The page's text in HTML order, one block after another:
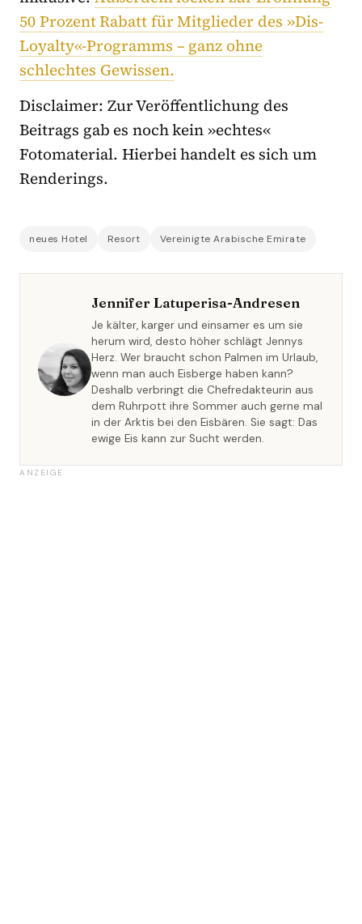
50 Prozent Rabatt für Mitglieder des »Dis-
Loyalty«-Programms – ganz ohne
schlechtes Gewissen.
Disclaimer: Zur Veröffentlichung des
Beitrags gab es noch kein »echtes«
Fotomaterial. Hierbei handelt es sich um
Renderings.
neues Hotel Resort Vereinigte Arabische Emirate
Jennifer Latuperisa-Andresen
Je kälter, karger und einsamer es um sie
herum wird, desto höher schlägt Jennys
Herz. Wer braucht schon Palmen im Urlaub,
wenn man auch Eisberge haben kann?
Deshalb verbringt die Chefredakteurin aus
dem Ruhrpott ihre Sommer auch gerne mal
in der Arktis bei den Eisbären. Sie sagt: Das
ewige Eis kann zur Sucht werden.
ANZEIGE